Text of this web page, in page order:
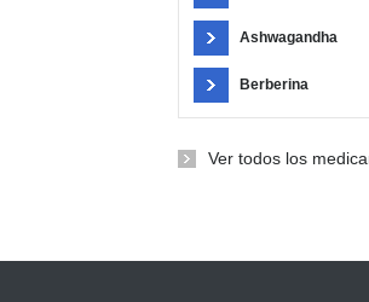
Ashwagandha
Berberina
Ver todos los